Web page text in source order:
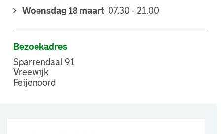
Woensdag 18 maart 07.30 - 21.00
Bezoekadres
Sparrendaal 91
Vreewijk
Feijenoord